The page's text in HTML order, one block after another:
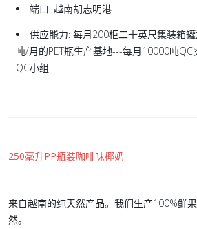
端口: 越南胡志明港
供应能力: 每月200柜二十英尺集装箱
吨/月的PET瓶生产基地---每月10000吨
QC小组
250毫升PP瓶装咖啡味椰奶
来自越南的纯天然产品。我们生产100%鲜
然。